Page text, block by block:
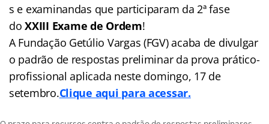
s e examinandas que participaram da 2ª fase
doXXIII Exame de Ordem!
A Fundação Getúlio Vargas (FGV) acaba de divulgar
o padrão de respostas preliminar da prova prático-
profissional aplicada neste domingo, 17 de
setembro.Clique aqui para acessar.